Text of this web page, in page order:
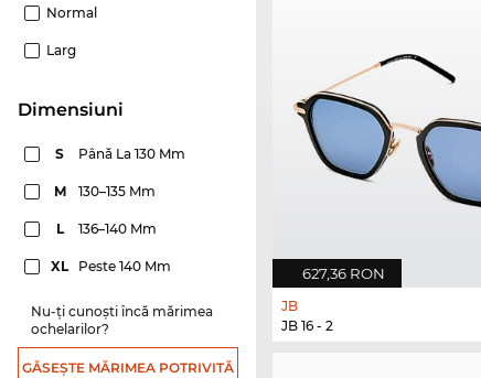
Normal
Larg
dimensiuni
S Până La 130 Mm
M 130–135 Mm
L 136–140 Mm
XL Peste 140 Mm
Nu-ți cunoști încă mărimea
ochelarilor?
GĂSEȘTE MĂRIMEA POTRIVITĂ
627,36 RON
JB
JB 16 - 2